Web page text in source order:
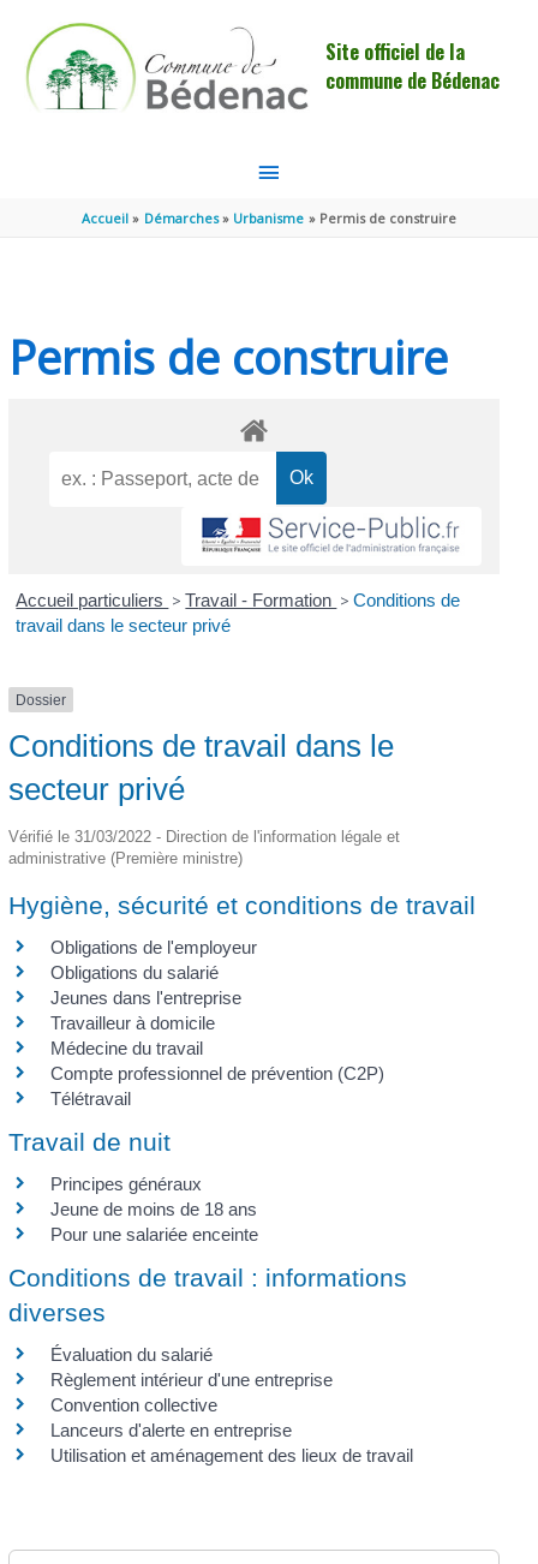
Site officiel de la
commune de Bédenac
MENU
PRINCIPAL
Accueil Démarches Urbanisme Permis de construire
Permis de construire
Accueil particuliers > Travail - Formation > Conditions de
travail dans le secteur privé
Dossier
Conditions de travail dans le
secteur privé
Vérifié le 31/03/2022 - Direction de l'information légale et
administrative (Première ministre)
Hygiène, sécurité et conditions de travail
Obligations de l'employeur
Obligations du salarié
Jeunes dans l'entreprise
Travailleur à domicile
Médecine du travail
Compte professionnel de prévention (C2P)
Télétravail
Travail de nuit
Principes généraux
Jeune de moins de 18 ans
Pour une salariée enceinte
Conditions de travail : informations
diverses
Évaluation du salarié
Règlement intérieur d'une entreprise
Convention collective
Lanceurs d'alerte en entreprise
Utilisation et aménagement des lieux de travail